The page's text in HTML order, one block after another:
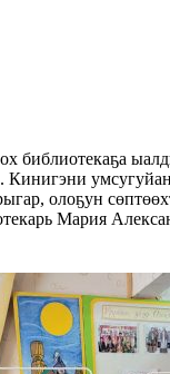
библиотекаҕа
олоҕун
Мария